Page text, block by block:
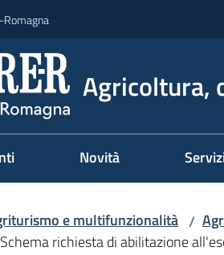
Romagna
Agricoltura,
Novità
e multifunzionalità /
richiesta di abilitazione